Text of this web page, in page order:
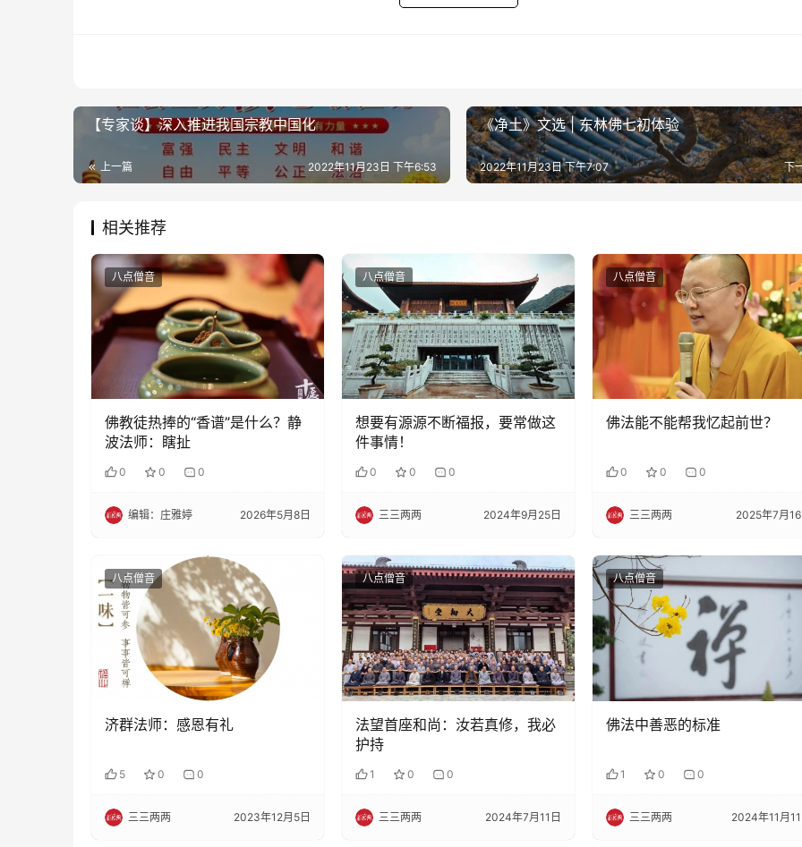
【专家谈】深入推进我国宗教中国化
上一篇 2022年11月23日 下午6:53
《净土》文选 | 东林佛七初体验
下
2022年11月23日 下午7:07
相关推荐
八点僧音
佛教徒热捧的“香谱”是什么？静
波法师：瞎扯
0 0 0
编辑：庄雅婷 2026年5月8日
八点僧音
想要有源源不断福报，要常做这
件事情！
0 0 0
三三两两 2024年9月25日
八点僧音
佛法能不能帮我忆起前世？
0 0 0
三三两两 2025年7月
八点僧音
济群法师：感恩有礼
5 0 0
三三两两 2023年12月5日
八点僧音
法望首座和尚：汝若真修，我必
护持
1 0 0
三三两两 2024年7月11日
八点僧音
佛法中善恶的标准
1 0 0
三三两两 2024年11月